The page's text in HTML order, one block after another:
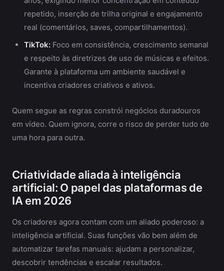
repetido, inserção de trilha original e engajamento
real (comentários, saves, compartilhamentos).
TikTok: Foco em consistência, crescimento semanal
e respeito às diretrizes de uso de músicas e efeitos.
Garante à plataforma um ambiente saudável e
incentiva criadores criativos e ativos.
Quem segue as regras constrói negócios duradouros
em vídeo. Quem ignora, corre o risco de perder tudo de
uma hora para outra.
Criatividade aliada à inteligência
artificial: O papel das plataformas de
IA em 2026
Os criadores agora contam com um aliado poderoso: a
inteligência artificial. Suas funções vão bem além de
automatizar tarefas manuais: ajudam a personalizar,
descobrir tendências e escalar resultados.